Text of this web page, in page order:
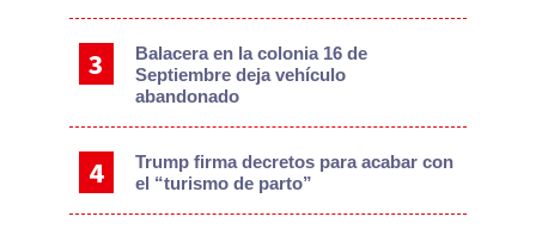
Balacera en la colonia 16 de
Septiembre deja vehículo
abandonado
Trump firma decretos para acabar con
el “turismo de parto”